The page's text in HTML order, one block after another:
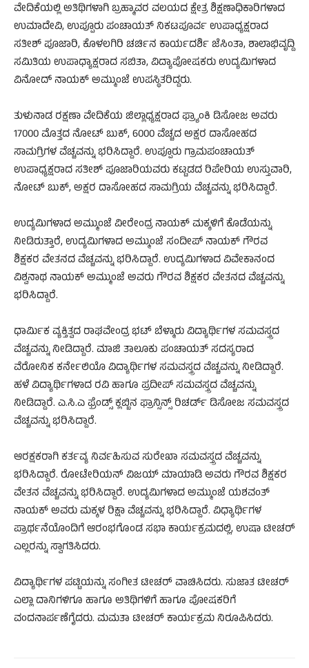
ವೇದಿಕೆಯಲ್ಲಿ ಅತಿಥಿಗಳಾಗಿ ಬ್ರಹ್ಮಾವರ ವಲಯದ ಕ್ಷೇತ್ರ ಶಿಕ್ಷಣಾಧಿಕಾರಿಗಳಾದ
ಉಮಾದೇವಿ, ಉಪ್ಪೂರು ಪಂಚಾಯತ್ ನಿಕಟಪೂರ್ವ ಉಪಾಧ್ಯಕ್ಷರಾದ
ಸತೀಶ್ ಪೂಜಾರಿ, ಕೊಳಲಗಿರಿ ಚರ್ಚಿನ ಕಾರ್ಯದರ್ಶಿ ಜೆಸಿಂತಾ, ಶಾಲಾಭಿವೃದ್ದಿ
ಸಮಿತಿಯ ಉಪಾಧ್ಯಾಕ್ಷರಾದ ಸಬಿತಾ, ವಿದ್ಯಾಪೋಷಕರು ಉದ್ಯಮಿಗಳಾದ
ವಿನೋದ್ ನಾಯಕ್ ಅಮ್ಮುಂಜೆ ಉಪಸ್ಥಿತರಿದ್ದರು.
ತುಳುನಾಡ ರಕ್ಷಣಾ ವೇದಿಕೆಯ ಜಿಲ್ಲಾಧ್ಯಕ್ಷರಾದ ಫ್ರ್ಯಾಂಕಿ ಡಿಸೋಜ ಅವರು
17000 ಮೊತ್ತದ ನೋಟ್ ಬುಕ್, 6000 ವೆಚ್ಚದ ಅಕ್ಷರ ದಾಸೋಹದ
ಸಾಮಗ್ರಿಗಳ ವೆಚ್ಚವನ್ನು ಭರಿಸಿದ್ದಾರೆ. ಉಪ್ಪೂರು ಗ್ರಾಮಪಂಚಾಯತ್
ಉಪಾಧ್ಯಕ್ಷರಾದ ಸತೀಶ್ ಪೂಜಾರಿಯವರು ಕಟ್ಟಡದ ರಿಪೇರಿಯ ಉಸ್ತುವಾರಿ,
ನೋಟ್ ಬುಕ್, ಅಕ್ಷರ ದಾಸೋಹದ ಸಾಮಗ್ರಿಯ ವೆಚ್ಚವನ್ನು ಭರಿಸಿದ್ದಾರೆ.
ಉದ್ಯಮಿಗಳಾದ ಅಮ್ಮುಂಜೆ ವೀರೇಂದ್ರ ನಾಯಕ್ ಮಕ್ಕಳಿಗೆ ಕೊಡೆಯನ್ನು
ನೀಡಿರುತ್ತಾರೆ, ಉದ್ಯಮಿಗಳಾದ ಅಮ್ಮುಂಜೆ ಸಂದೀಪ್ ನಾಯಕ್ ಗೌರವ
ಶಿಕ್ಷಕರ ವೇತನದ ವೆಚ್ಚವನ್ನು ಭರಿಸಿದ್ದಾರೆ. ಉದ್ಯಮಿಗಳಾದ ವಿವೇಕಾನಂದ
ವಿಶ್ವನಾಥ ನಾಯಕ್ ಅಮ್ಮುಂಜೆ ಅವರು ಗೌರವ ಶಿಕ್ಷಕರ ವೇತನದ ವೆಚ್ಚವನ್ನು
ಭರಿಸಿದ್ದಾರೆ.
ಧಾರ್ಮಿಕ ವ್ಯಕ್ತಿತ್ವದ ರಾಘವೇಂದ್ರ ಭಟ್ ಬೆಳ್ಮಾರು ವಿದ್ಯಾರ್ಥಿಗಳ ಸಮವಸ್ತ್ರದ
ವೆಚ್ಚವನ್ನು ನೀಡಿದ್ದಾರೆ. ಮಾಜಿ ತಾಲೂಕು ಪಂಚಾಯತ್ ಸದಸ್ಯರಾದ
ವೆರೋನಿಕ ಕರ್ನೇಲಿಯೊ ವಿದ್ಯಾರ್ಥಿಗಳ ಸಮವಸ್ತ್ರದ ವೆಚ್ಚವನ್ನು ನೀಡಿದ್ದಾರೆ.
ಹಳೆ ವಿದ್ಯಾರ್ಥಿಗಳಾದ ರವಿ ಹಾಗೂ ಪ್ರದೀಪ್ ಸಮವಸ್ತ್ರದ ವೆಚ್ಚವನ್ನು
ನೀಡಿದ್ದಾರೆ. ಎ.ಸಿ.ಎ ಫ್ರೆಂಡ್ಸ್ ಕ್ಲಬ್ಬಿನ ಫ್ರಾನ್ಸಿನ್ಸ್ ರಿಚರ್ಡ್ ಡಿಸೋಜ ಸಮವಸ್ತ್ರದ
ವೆಚ್ಚವನ್ನು ಭರಿಸಿದ್ದಾರೆ.
ಆರಕ್ಷಕರಾಗಿ ಕರ್ತವ್ಯ ನಿರ್ವಹಿಸುವ ಸುರೇಖಾ ಸಮವಸ್ತ್ರದ ವೆಚ್ಚವನ್ನು
ಭರಿಸಿದ್ದಾರೆ. ರೋಟೇರಿಯನ್ ವಿಜಯ್ ಮಾಯಾಡಿ ಅವರು ಗೌರವ ಶಿಕ್ಷಕರ
ವೇತನ ವೆಚ್ಚವನ್ನು ಭರಿಸಿದ್ದಾರೆ. ಉದ್ಯಮಿಗಳಾದ ಅಮ್ಮುಂಜೆ ಯಶವಂತ್
ನಾಯಕ್ ಅವರು ಮಕ್ಕಳ ರಿಕ್ಷಾ ವೆಚ್ಚವನ್ನು ಭರಿಸಿದ್ದಾರೆ. ವಿಧ್ಯಾರ್ಥಿಗಳ
ಪ್ರಾರ್ಥನೆಯೊಂದಿಗೆ ಆರಂಭಗೊಂಡ ಸಭಾ ಕಾರ್ಯಕ್ರಮದಲ್ಲಿ, ಉಷಾ ಟೀಚರ್
ಎಲ್ಲರನ್ನು ಸ್ವಾಗತಿಸಿದರು.
ವಿದ್ಯಾರ್ಥಿಗಳ ಪಟ್ಟಿಯನ್ನು ಸಂಗೀತ ಟೀಚರ್ ವಾಚಿಸಿದರು. ಸುಜಾತ ಟೀಚರ್
ಎಲ್ಲಾ ದಾನಿಗಳಿಗೂ ಹಾಗೂ ಅತಿಥಿಗಳಿಗೆ ಹಾಗೂ ಪೋಷಕರಿಗೆ
ವಂದನಾರ್ಪಣೆಗೈದರು. ಮಮತಾ ಟೀಚರ್ ಕಾರ್ಯಕ್ರಮ ನಿರೂಪಿಸಿದರು.